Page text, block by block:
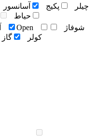
چيلر
پکيج آسانسور
حياط
Open
شوفاژ
کولر
گاز